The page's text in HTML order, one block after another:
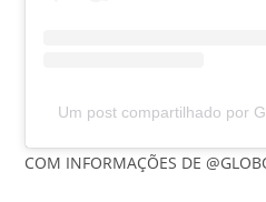
Um post compartilhado por
COM INFORMAÇÕES DE